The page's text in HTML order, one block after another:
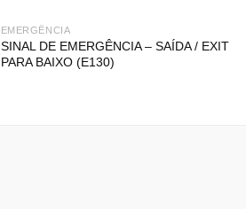
EMERGÊNCIA
SINAL DE EMERGÊNCIA – SAÍDA / EXIT
PARA BAIXO (E130)